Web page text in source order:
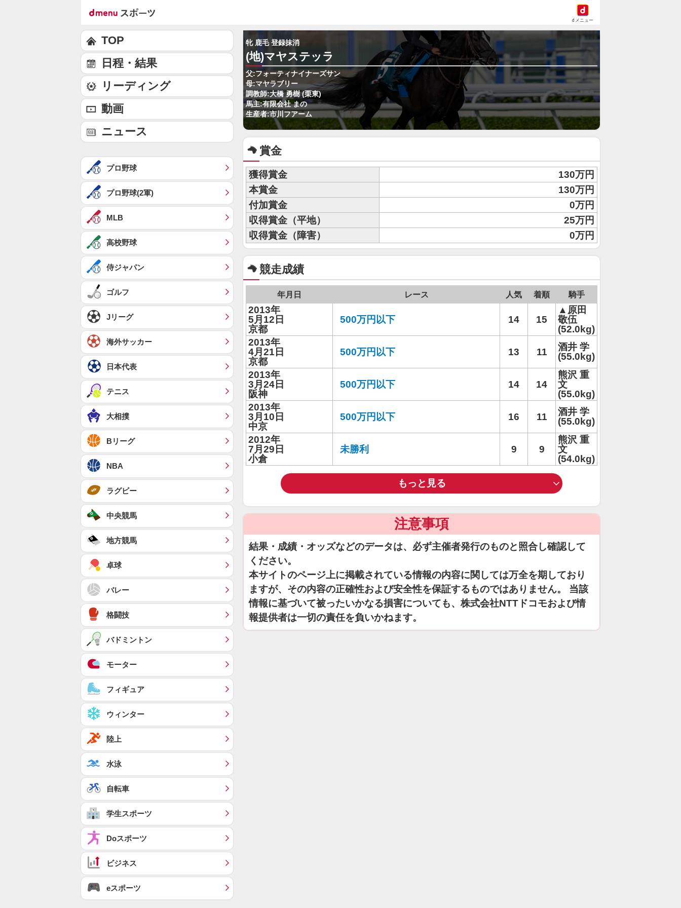
dメニュー
牝 鹿毛 登録抹消
(地)マヤステッラ
父:フォーティナイナーズサン
母:マヤラブリー
調教師:大橋 勇樹 (栗東)
馬主:有限会社 まの
生産者:市川フアーム
賞金
獲得賞金
130万円
本賞金
130万円
付加賞金
0万円
収得賞金（平地）
25万円
収得賞金（障害）
0万円
競走成績
年月日 レース 人気 着順 騎手
2013年
5月12日
京都
500万円以下 14 15
▲原田
敬伍
(52.0kg)
2013年
4月21日
京都
500万円以下 13 11
酒井 学
(55.0kg)
2013年
3月24日
阪神
500万円以下 14 14
熊沢 重
文
(55.0kg)
2013年
3月10日
中京
500万円以下 16 11
酒井 学
(55.0kg)
2012年
7月29日
小倉
未勝利 9 9
熊沢 重
文
(54.0kg)
もっと見る
注意事項
結果・成績・オッズなどのデータは、必ず主催者発行のものと照合し確認して
ください。
本サイトのページ上に掲載されている情報の内容に関しては万全を期しており
ますが、その内容の正確性および安全性を保証するものではありません。 当該
情報に基づいて被ったいかなる損害についても、株式会社NTTドコモおよび情
報提供者は一切の責任を負いかねます。
TOP
日程・結果
リーディング
動画
ニュース
プロ野球
プロ野球(2軍)
MLB
高校野球
侍ジャパン
ゴルフ
Jリーグ
海外サッカー
日本代表
テニス
大相撲
Bリーグ
NBA
ラグビー
中央競馬
地方競馬
卓球
バレー
格闘技
バドミントン
モーター
フィギュア
ウィンター
陸上
水泳
自転車
学生スポーツ
Doスポーツ
ビジネス
eスポーツ